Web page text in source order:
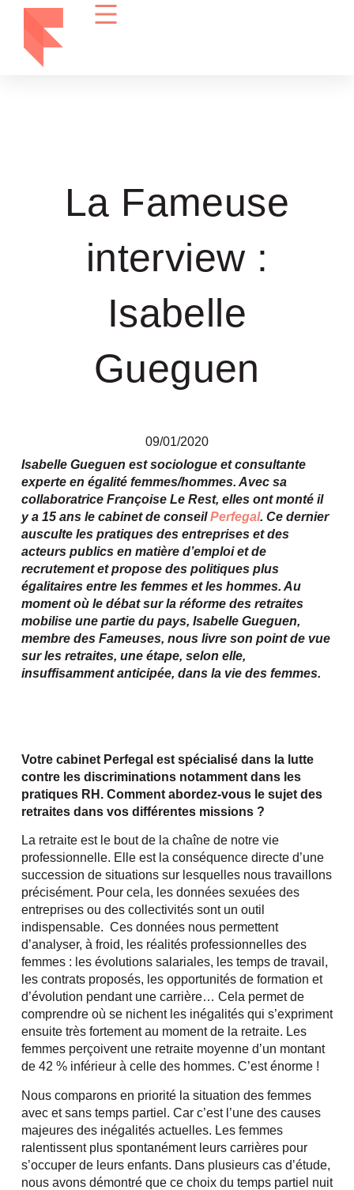
La Fameuse
interview :
Isabelle
Gueguen
09/01/2020
Isabelle Gueguen est sociologue et consultante
experte en égalité femmes/hommes. Avec sa
collaboratrice Françoise Le Rest, elles ont monté il
y a 15 ans le cabinet de conseilPerfegal. Ce dernier
ausculte les pratiques des entreprises et des
acteurs publics en matière d’emploi et de
recrutement et propose des politiques plus
égalitaires entre les femmes et les hommes. Au
moment où le débat sur la réforme des retraites
mobilise une partie du pays, Isabelle Gueguen,
membre des Fameuses, nous livre son point de vue
sur les retraites, une étape, selon elle,
insuffisamment anticipée, dans la vie des femmes.
Votre cabinet Perfegal est spécialisé dans la lutte
contre les discriminations notamment dans les
pratiques RH. Comment abordez-vous le sujet des
retraites dans vos différentes missions ?
La retraite est le bout de la chaîne de notre vie
professionnelle. Elle est la conséquence directe d’une
succession de situations sur lesquelles nous travaillons
précisément. Pour cela, les données sexuées des
entreprises ou des collectivités sont un outil
indispensable. Ces données nous permettent
d’analyser, à froid, les réalités professionnelles des
femmes : les évolutions salariales, les temps de travail,
les contrats proposés, les opportunités de formation et
d’évolution pendant une carrière… Cela permet de
comprendre où se nichent les inégalités qui s’expriment
ensuite très fortement au moment de la retraite. Les
femmes perçoivent une retraite moyenne d’un montant
de 42 % inférieur à celle des hommes. C’est énorme !
Nous comparons en priorité la situation des femmes
avec et sans temps partiel. Car c’est l’une des causes
majeures des inégalités actuelles. Les femmes
ralentissent plus spontanément leurs carrières pour
s’occuper de leurs enfants. Dans plusieurs cas d’étude,
nous avons démontré que ce choix du temps partiel nuit